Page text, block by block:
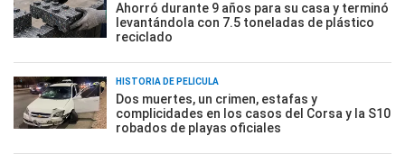
Ahorró durante 9 años para su casa y terminó
levantándola con 7.5 toneladas de plástico
reciclado
HISTORIA DE PELÍCULA
Dos muertes, un crimen, estafas y
complicidades en los casos del Corsa y la S10
robados de playas oficiales